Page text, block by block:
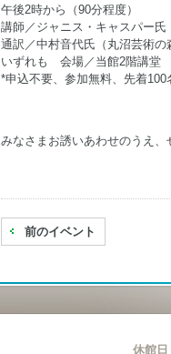
午後2時から（90分程度）
講師／ジャニス・キャスパー
通訳／中村音代氏（丸沼芸術
いずれも 会場／当館2階講堂
*申込不要、参加無料、先着100
みなさまお誘いあわせのうえ、
前のイベント
休館日